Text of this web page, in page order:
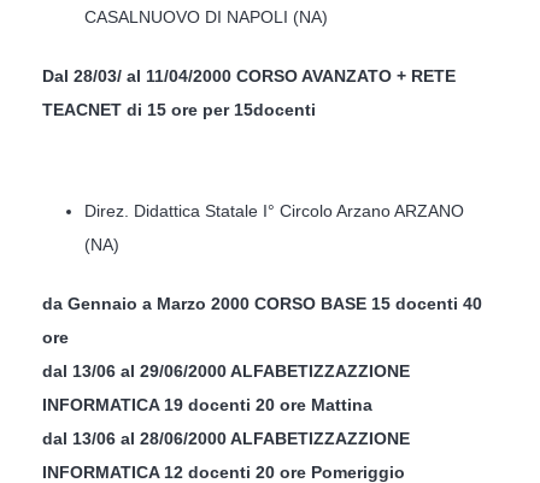
CASALNUOVO DI NAPOLI (NA)
Dal 28/03/ al 11/04/2000 CORSO AVANZATO + RETE
TEACNET di 15 ore per 15docenti
Direz. Didattica Statale I° Circolo Arzano ARZANO
(NA)
da Gennaio a Marzo 2000 CORSO BASE 15 docenti 40
ore
dal 13/06 al 29/06/2000 ALFABETIZZAZZIONE
INFORMATICA 19 docenti 20 ore Mattina
dal 13/06 al 28/06/2000 ALFABETIZZAZZIONE
INFORMATICA 12 docenti 20 ore Pomeriggio